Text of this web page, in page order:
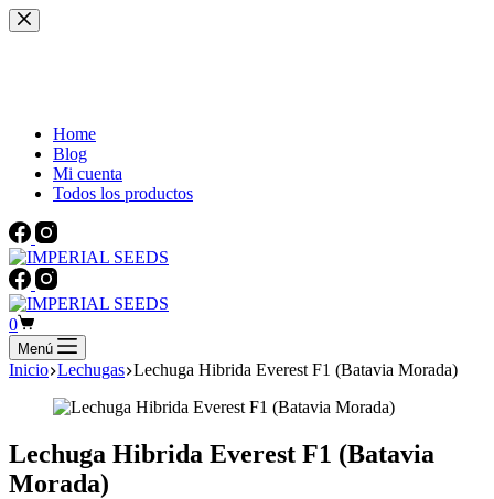
Saltar
al
Home
Blog
Mi cuenta
Todos los productos
Carro
de
compra
0
Menú
Inicio Lechugas Lechuga Hibrida Everest F1 (Batavia Morada)
Lechuga Hibrida Everest F1 (Batavia
Morada)